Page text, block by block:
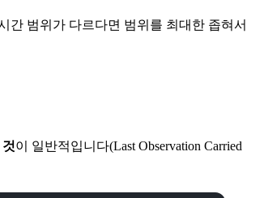
간 범위가 다르다면 범위를 최대한 좁혀서
이 일반적입니다(Last Observation Carried